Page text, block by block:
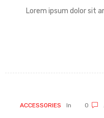
Lorem ipsum dolor sit
In
ACCESSORIES